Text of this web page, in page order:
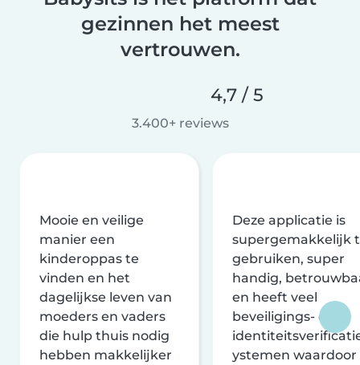
gezinnen het meest
vertrouwen.
4,7 / 5
3.400+ reviews
Mooie en veilige
manier een
kinderoppas te
vinden en het
dagelijkse leven van
moeders en vaders
die hulp thuis nodig
hebben makkelijker
Deze applicatie is
supergemakkelijk
gebruiken, super
handig,
en heeft veel
beveiligings- en
ystemen waardoor